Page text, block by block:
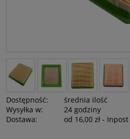
Dostępność:
średnia ilość
Wysyłka w:
24 godziny
Dostawa:
od 16,00 zł - Inpost
Cena nie zawiera ewentualnych